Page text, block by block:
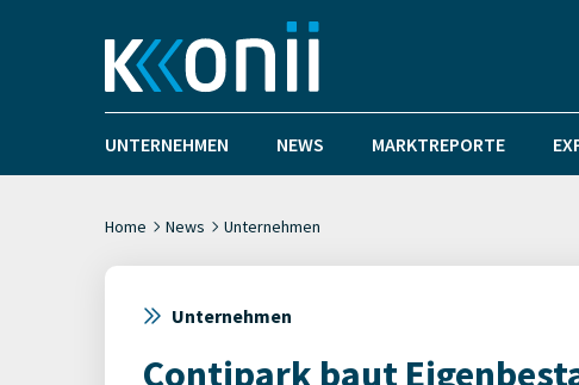
UNTERNEHMEN NEWS MARKTREPORTE
Home News Unternehmen
Unternehmen
Contipark baut